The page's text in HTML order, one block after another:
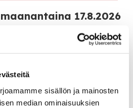
sisällön ja mainosten
median ominaisuuksien
17.8.2026
Hillonevan
koskeva perusteltu